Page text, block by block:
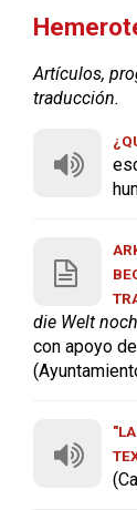
Artículos,
traducción.
die Welt
con apoyo